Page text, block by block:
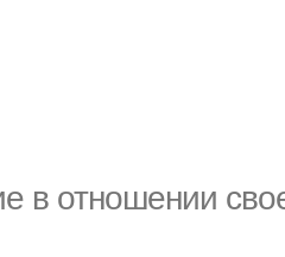
в отношении